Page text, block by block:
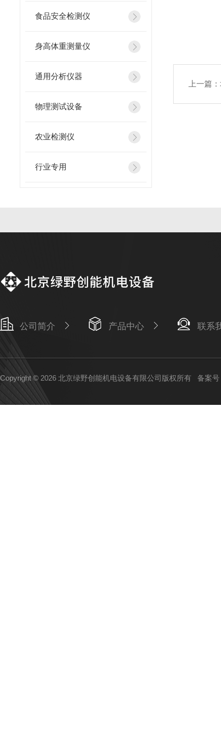
食品安全检测仪
身高体重测量仪
通用分析仪器
物理测试设备
农业检测仪
行业专用
上一篇：
公司简介 产品中心 联系
Copyright © 2026 北京绿野创能机电设备有限公司版权所有 备案